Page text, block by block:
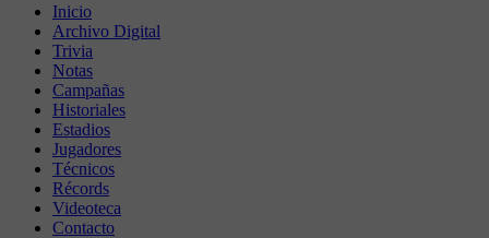
Inicio
Archivo Digital
Trivia
Notas
Campañas
Historiales
Estadios
Jugadores
Técnicos
Récords
Videoteca
Contacto